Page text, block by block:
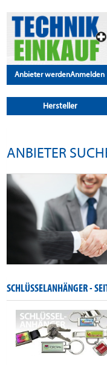
Anbieter werdenAnmelden
Hersteller
ANBIETER
SCHLÜSSELANHÄNGER -